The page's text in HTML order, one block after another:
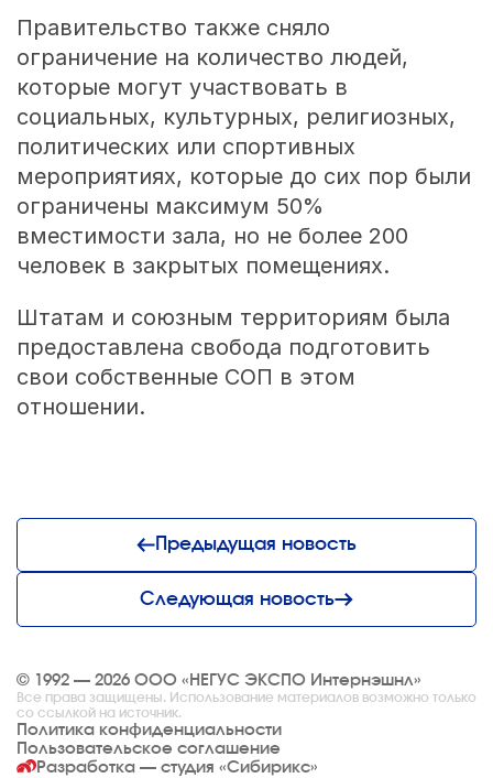
Правительство также сняло
ограничение на количество людей,
которые могут участвовать в
социальных, культурных, религиозных,
политических или спортивных
мероприятиях, которые до сих пор были
ограничены максимум 50%
вместимости зала, но не более 200
человек в закрытых помещениях.
Штатам и союзным территориям была
предоставлена свобода подготовить
свои собственные СОП в этом
отношении.
Предыдущая новость
Следующая новость
© 1992 — 2026 ООО «НЕГУС ЭКСПО Интернэшнл»
Все права защищены. Использование материалов возможно только
со ссылкой на источник.
Политика конфиденциальности
Пользовательское соглашение
Разработка — студия «Сибирикс»